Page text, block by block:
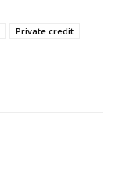
Private credit